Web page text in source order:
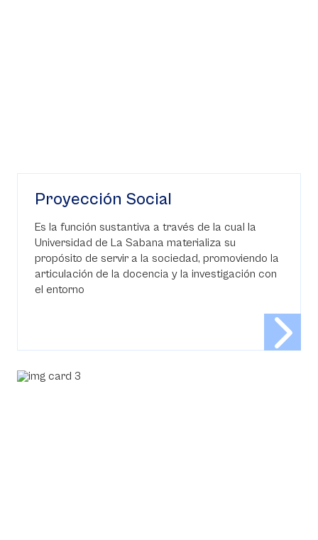
Proyección Social
Es la función sustantiva a través de la cual la
Universidad de La Sabana materializa su
propósito de servir a la sociedad, promoviendo la
articulación de la docencia y la investigación con
el entorno